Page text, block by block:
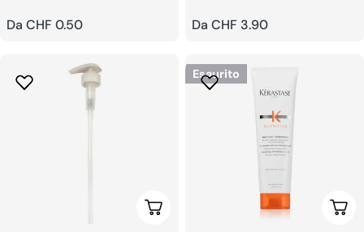
Prezzo
Da CHF 0.50
Prezzo
Da CHF 3.90
Aggiungi Al Carrello
Esaurito